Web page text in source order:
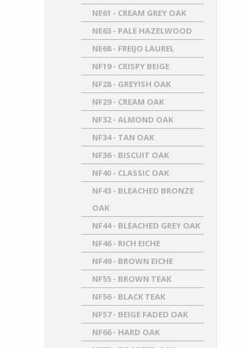
NE61 - CREAM GREY OAK
NE63 - PALE HAZELWOOD
NE68 - FREIJO LAUREL
NF19 - CRISPY BEIGE
NF28 - GREYISH OAK
NF29 - CREAM OAK
NF32 - ALMOND OAK
NF34 - TAN OAK
NF36 - BISCUIT OAK
NF40 - CLASSIC OAK
NF43 - BLEACHED BRONZE
OAK
NF44 - BLEACHED GREY OAK
NF46 - RICH EICHE
NF49 - BROWN EICHE
NF55 - BROWN TEAK
NF56 - BLACK TEAK
NF57 - BEIGE FADED OAK
NF66 - HARD OAK